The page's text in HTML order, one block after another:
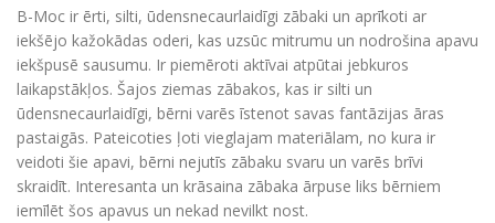
B-Moc ir ērti, silti, ūdensnecaurlaidīgi zābaki un aprīkoti ar
iekšējo kažokādas oderi, kas uzsūc mitrumu un nodrošina apavu
iekšpusē sausumu. Ir piemēroti aktīvai atpūtai jebkuros
laikapstākļos. Šajos ziemas zābakos, kas ir silti un
ūdensnecaurlaidīgi, bērni varēs īstenot savas fantāzijas āras
pastaigās. Pateicoties ļoti vieglajam materiālam, no kura ir
veidoti šie apavi, bērni nejutīs zābaku svaru un varēs brīvi
skraidīt. Interesanta un krāsaina zābaka ārpuse liks bērniem
iemīlēt šos apavus un nekad nevilkt nost.